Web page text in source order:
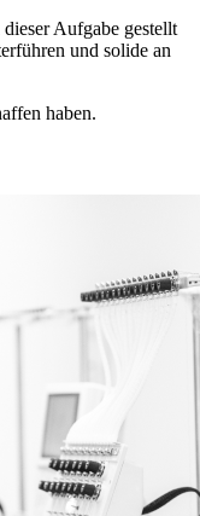
Aufgabe gestellt
und solide an
haben.